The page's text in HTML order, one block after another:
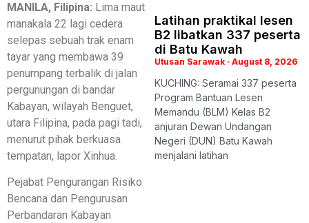
MANILA, Filipina: Lima maut
manakala 22 lagi cedera
selepas sebuah trak enam
tayar yang membawa 39
penumpang terbalik di jalan
pergunungan di bandar
Kabayan, wilayah Benguet,
utara Filipina, pada pagi tadi,
menurut pihak berkuasa
tempatan, lapor Xinhua.
Pejabat Pengurangan Risiko
Bencana dan Pengurusan
Perbandaran Kabayan
Latihan praktikal lesen
B2 libatkan 337 peserta
di Batu Kawah
Utusan Sarawak August 8, 2026
KUCHING: Seramai 337 peserta
Program Bantuan Lesen
Memandu (BLM) Kelas B2
anjuran Dewan Undangan
Negeri (DUN) Batu Kawah
menjalani latihan